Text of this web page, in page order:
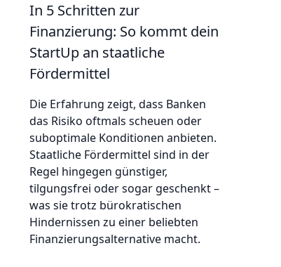
In 5 Schritten zur
Finanzierung: So kommt dein
StartUp an staatliche
Fördermittel
Die Erfahrung zeigt, dass Banken
das Risiko oftmals scheuen oder
suboptimale Konditionen anbieten.
Staatliche Fördermittel sind in der
Regel hingegen günstiger,
tilgungsfrei oder sogar geschenkt –
was sie trotz bürokratischen
Hindernissen zu einer beliebten
Finanzierungsalternative macht.